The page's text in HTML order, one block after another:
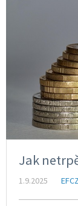
Jak
1.9.2025